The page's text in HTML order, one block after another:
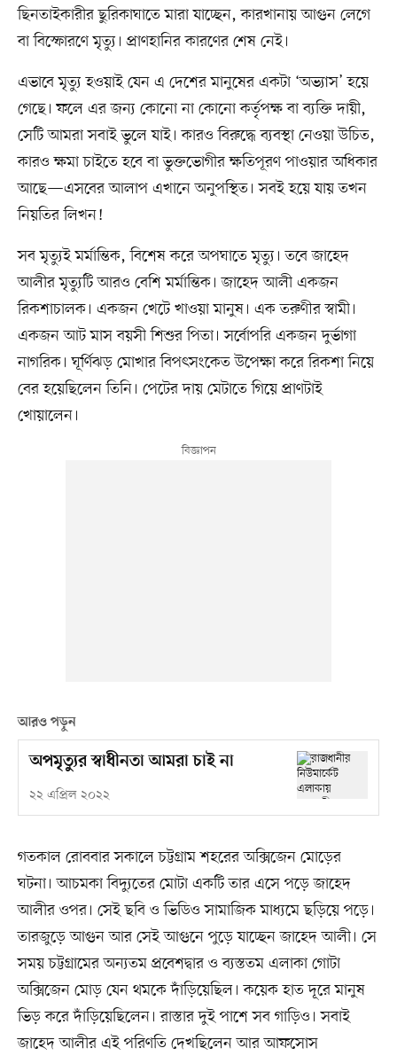
ছিনতাইকারীর ছুরিকাঘাতে মারা যাচ্ছেন, কারখানায় আগুন লেগে
বা বিস্ফোরণে মৃত্যু। প্রাণহানির কারণের শেষ নেই।
এভাবে মৃত্যু হওয়াই যেন এ দেশের মানুষের একটা ‘অভ্যাস’ হয়ে
গেছে। ফলে এর জন্য কোনো না কোনো কর্তৃপক্ষ বা ব্যক্তি দায়ী,
সেটি আমরা সবাই ভুলে যাই। কারও বিরুদ্ধে ব্যবস্থা নেওয়া উচিত,
কারও ক্ষমা চাইতে হবে বা ভুক্তভোগীর ক্ষতিপূরণ পাওয়ার অধিকার
আছে—এসবের আলাপ এখানে অনুপস্থিত। সবই হয়ে যায় তখন
নিয়তির লিখন!
সব মৃত্যুই মর্মান্তিক, বিশেষ করে অপঘাতে মৃত্যু। তবে জাহেদ
আলীর মৃত্যুটি আরও বেশি মর্মান্তিক। জাহেদ আলী একজন
রিকশাচালক। একজন খেটে খাওয়া মানুষ। এক তরুণীর স্বামী।
একজন আট মাস বয়সী শিশুর পিতা। সর্বোপরি একজন দুর্ভাগা
নাগরিক। ঘূর্ণিঝড় মোখার বিপৎসংকেত উপেক্ষা করে রিকশা নিয়ে
বের হয়েছিলেন তিনি। পেটের দায় মেটাতে গিয়ে প্রাণটাই
খোয়ালেন।
আরও পড়ুন
অপমৃত্যুর স্বাধীনতা আমরা চাই না
২২ এপ্রিল ২০২২
গতকাল রোববার সকালে চট্টগ্রাম শহরের অক্সিজেন মোড়ের
ঘটনা। আচমকা বিদ্যুতের মোটা একটি তার এসে পড়ে জাহেদ
আলীর ওপর। সেই ছবি ও ভিডিও সামাজিক মাধ্যমে ছড়িয়ে পড়ে।
তারজুড়ে আগুন আর সেই আগুনে পুড়ে যাচ্ছেন জাহেদ আলী। সে
সময় চট্টগ্রামের অন্যতম প্রবেশদ্বার ও ব্যস্ততম এলাকা গোটা
অক্সিজেন মোড় যেন থমকে দাঁড়িয়েছিল। কয়েক হাত দূরে মানুষ
ভিড় করে দাঁড়িয়েছিলেন। রাস্তার দুই পাশে সব গাড়িও। সবাই
জাহেদ আলীর এই পরিণতি দেখছিলেন আর আফসোস